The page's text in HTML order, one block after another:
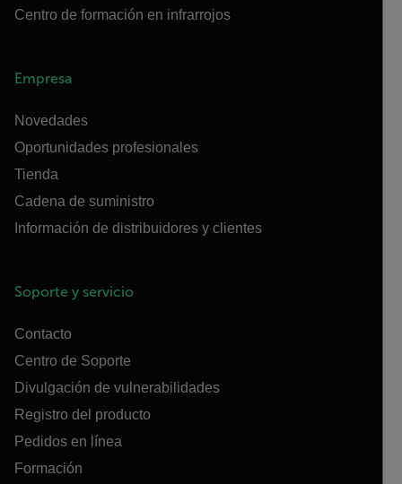
Centro de formación en infrarrojos
Empresa
Novedades
Oportunidades profesionales
Tienda
Cadena de suministro
Información de distribuidores y clientes
Soporte y servicio
Contacto
Centro de Soporte
Divulgación de vulnerabilidades
Registro del producto
Pedidos en línea
Formación